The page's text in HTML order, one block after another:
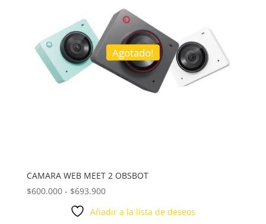
Agotado!
CAMARA WEB MEET 2 OBSBOT
$600.000 - $693.900Rango
precios:
Añadir a la lista de deseos